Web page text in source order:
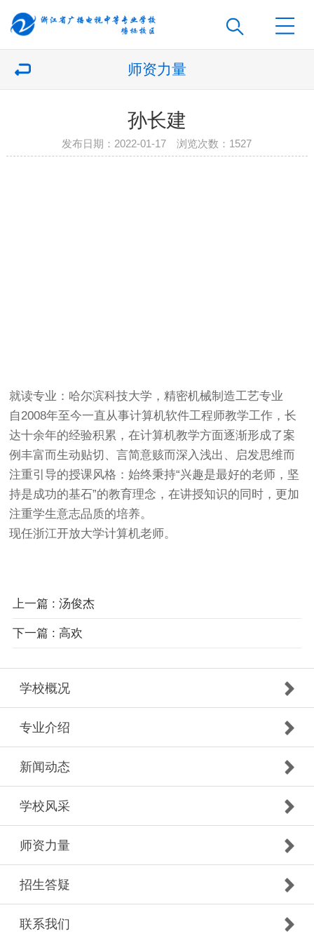
师资力量
孙长建
发布日期：2022-01-17 浏览次数： 1527
就读专业：哈尔滨科技大学，精密机械制造工艺专业
自2008年至今一直从事计算机软件工程师教学工作，长
达十余年的经验积累，在计算机教学方面逐渐形成了案
例丰富而生动贴切、言简意赅而深入浅出、启发思维而
注重引导的授课风格：始终秉持“兴趣是最好的老师，坚
持是成功的基石”的教育理念，在讲授知识的同时，更加
注重学生意志品质的培养。
现任浙江开放大学计算机老师。
上一篇 : 汤俊杰
下一篇 : 高欢
学校概况
专业介绍
新闻动态
学校风采
师资力量
招生答疑
联系我们